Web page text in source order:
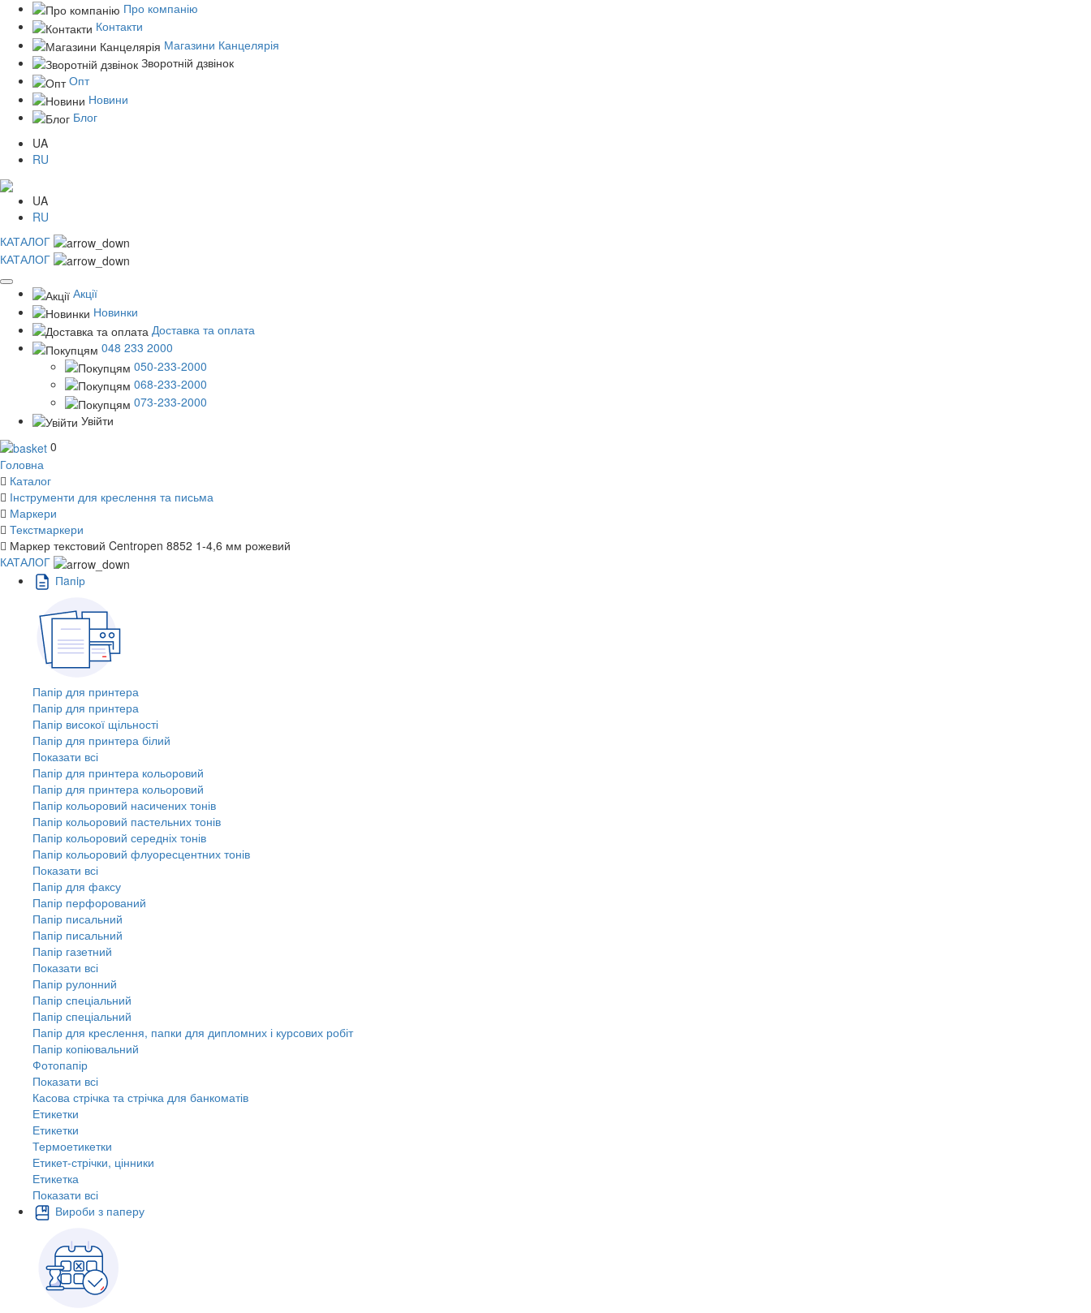
Про компанію
Контакти
Магазини Канцелярія
Зворотній дзвінок
Опт
Новини
Блог
UA
RU
UA
RU
КАТАЛОГ
КАТАЛОГ
Акції
Новинки
Доставка та оплата
048 233 2000
050-233-2000
068-233-2000
073-233-2000
Увійти
0
Головна
Каталог
Інструменти для креслення та письма
Маркери
Текстмаркери
Маркер текстовий Centropen 8852 1-4,6 мм рожевий
КАТАЛОГ
Пaпiр
Папір для принтера
Папір для принтера
Папір високої щільності
Папір для принтера білий
Показати всі
Папір для принтера кольоровий
Папір для принтера кольоровий
Папір кольоровий насичених тонів
Папір кольоровий пастельних тонів
Папір кольоровий середніх тонів
Папір кольоровий флуоресцентних тонів
Показати всі
Папір для факсу
Папір перфорований
Папір писальний
Папір писальний
Папір газетний
Показати всі
Папір рулонний
Папір спеціальний
Папір спеціальний
Папір для креслення, папки для дипломних і курсових робіт
Папір копіювальний
Фотопапір
Показати всі
Касова стрічка та стрічка для банкоматів
Етикетки
Етикетки
Термоетикетки
Етикет-стрічки, цінники
Етикетка
Показати всі
Вироби з паперу